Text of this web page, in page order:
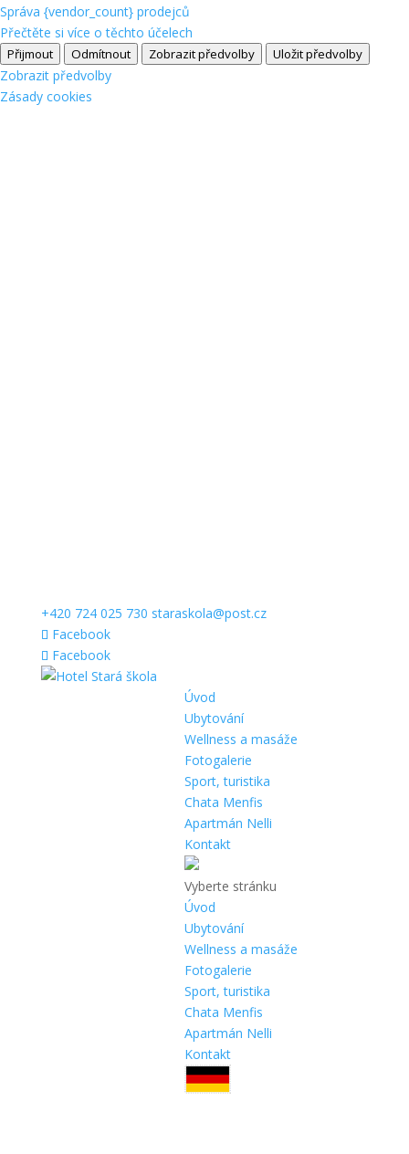
Správa {vendor_count} prodejců
Přečtěte si více o těchto účelech
Přijmout Odmítnout Zobrazit předvolby Uložit předvolby
Zobrazit předvolby
Zásady cookies
+420 724 025 730 staraskola@post.cz
Facebook
Facebook
Úvod
Ubytování
Wellness a masáže
Fotogalerie
Sport, turistika
Chata Menfis
Apartmán Nelli
Kontakt
Vyberte stránku
Úvod
Ubytování
Wellness a masáže
Fotogalerie
Sport, turistika
Chata Menfis
Apartmán Nelli
Kontakt